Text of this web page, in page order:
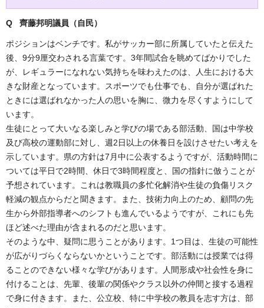
Q 齊藤邦明議員（自民）
ポジションはベンチです。私がサッカー部に所属していたと伝えた
後、9分9厘交わされる言葉です。3年間試合を眺めてばかりでした
が、レギュラーになれない気持ちを味わえたのは、人生における大
きな財産となっています。スポーツでも仕事でも、自分が選ばれた
ときには選ばれなかった人の思いを胸に、微力を尽くすようにして
います。
生徒にとって大いなる楽しみと学びの場である部活動、国は中学校
及び高校の運動部に対し、週2日以上の休養日を設けさせたい考えを
示しています。県の方針は7月中に公表するようですが、活動時間に
ついては平日で2時間、休日で3時間程度と、国の指針に倣うことが
予想されています。これは教職員の多忙化解消や生徒の負傷リスク
軽減の観点からだと聞きます。また、技術力向上のため、顧問の先
生から外部指導者へのシフトも進んでいるようですが、これにも先
ほど述べた理由が含まれるのだと思います。
そのような中、疑問に思うことがあります。1つ目は、生徒の可能性
が広がりづらくならないかということです。部活動には授業では得
ることのできない様々な学びがあります。人間形成や社会性を身に
付けることは、先輩、後輩の関係やクラス以外の仲間と接する過程
で身に付きます。また、公立校、特に中学校の教員を志す方は、部